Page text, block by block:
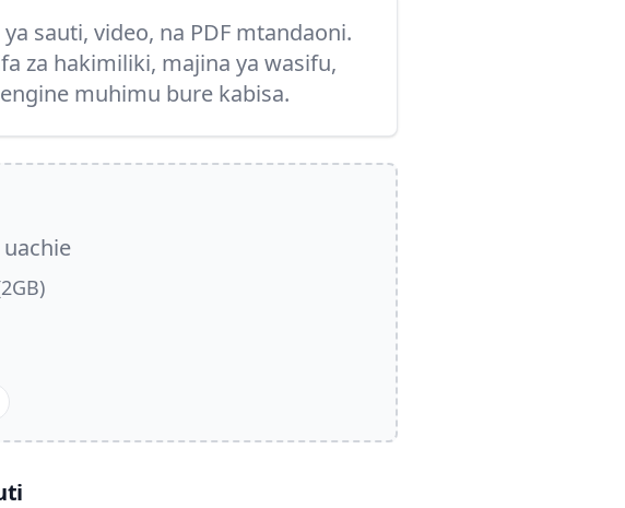
sauti, video, na PDF mtandaoni.
za hakimiliki, majina ya wasifu,
muhimu bure kabisa.